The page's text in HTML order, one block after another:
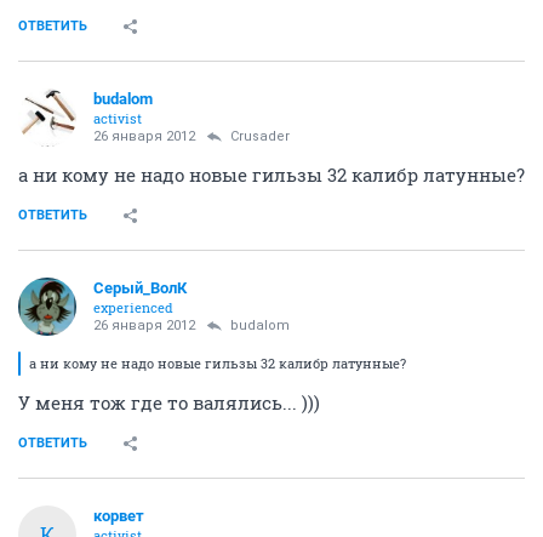
ОТВЕТИТЬ
budalom
activist
26 января 2012 Crusader
а ни кому не надо новые гильзы 32 калибр латунные?
ОТВЕТИТЬ
Серый_ВолК
experienced
26 января 2012 budalom
а ни кому не надо новые гильзы 32 калибр латунные?
У меня тож где то валялись... )))
ОТВЕТИТЬ
корвет